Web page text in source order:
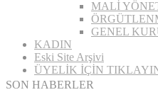
MALİ
GENEL
KADIN
Eski Site Arşivi
ÜYELİK İÇİN
SON HABERLER